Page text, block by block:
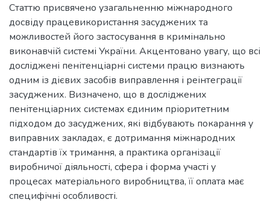
Статтю присвячено узагальненню міжнародного
досвіду працевикористання засуджених та
можливостей його застосування в кримінально
виконавчій системі України. Акцентовано увагу, що всі
досліджені пенітенціарні системи працю визнають
одним із дієвих засобів виправлення і реінтеграції
засуджених. Визначено, що в досліджених
пенітенціарних системах єдиним пріоритетним
підходом до засуджених, які відбувають покарання у
виправних закладах, є дотримання міжнародних
стандартів їх тримання, а практика організації
виробничої діяльності, сфера і форма участі у
процесах матеріального виробництва, її оплата має
специфічні особливості.